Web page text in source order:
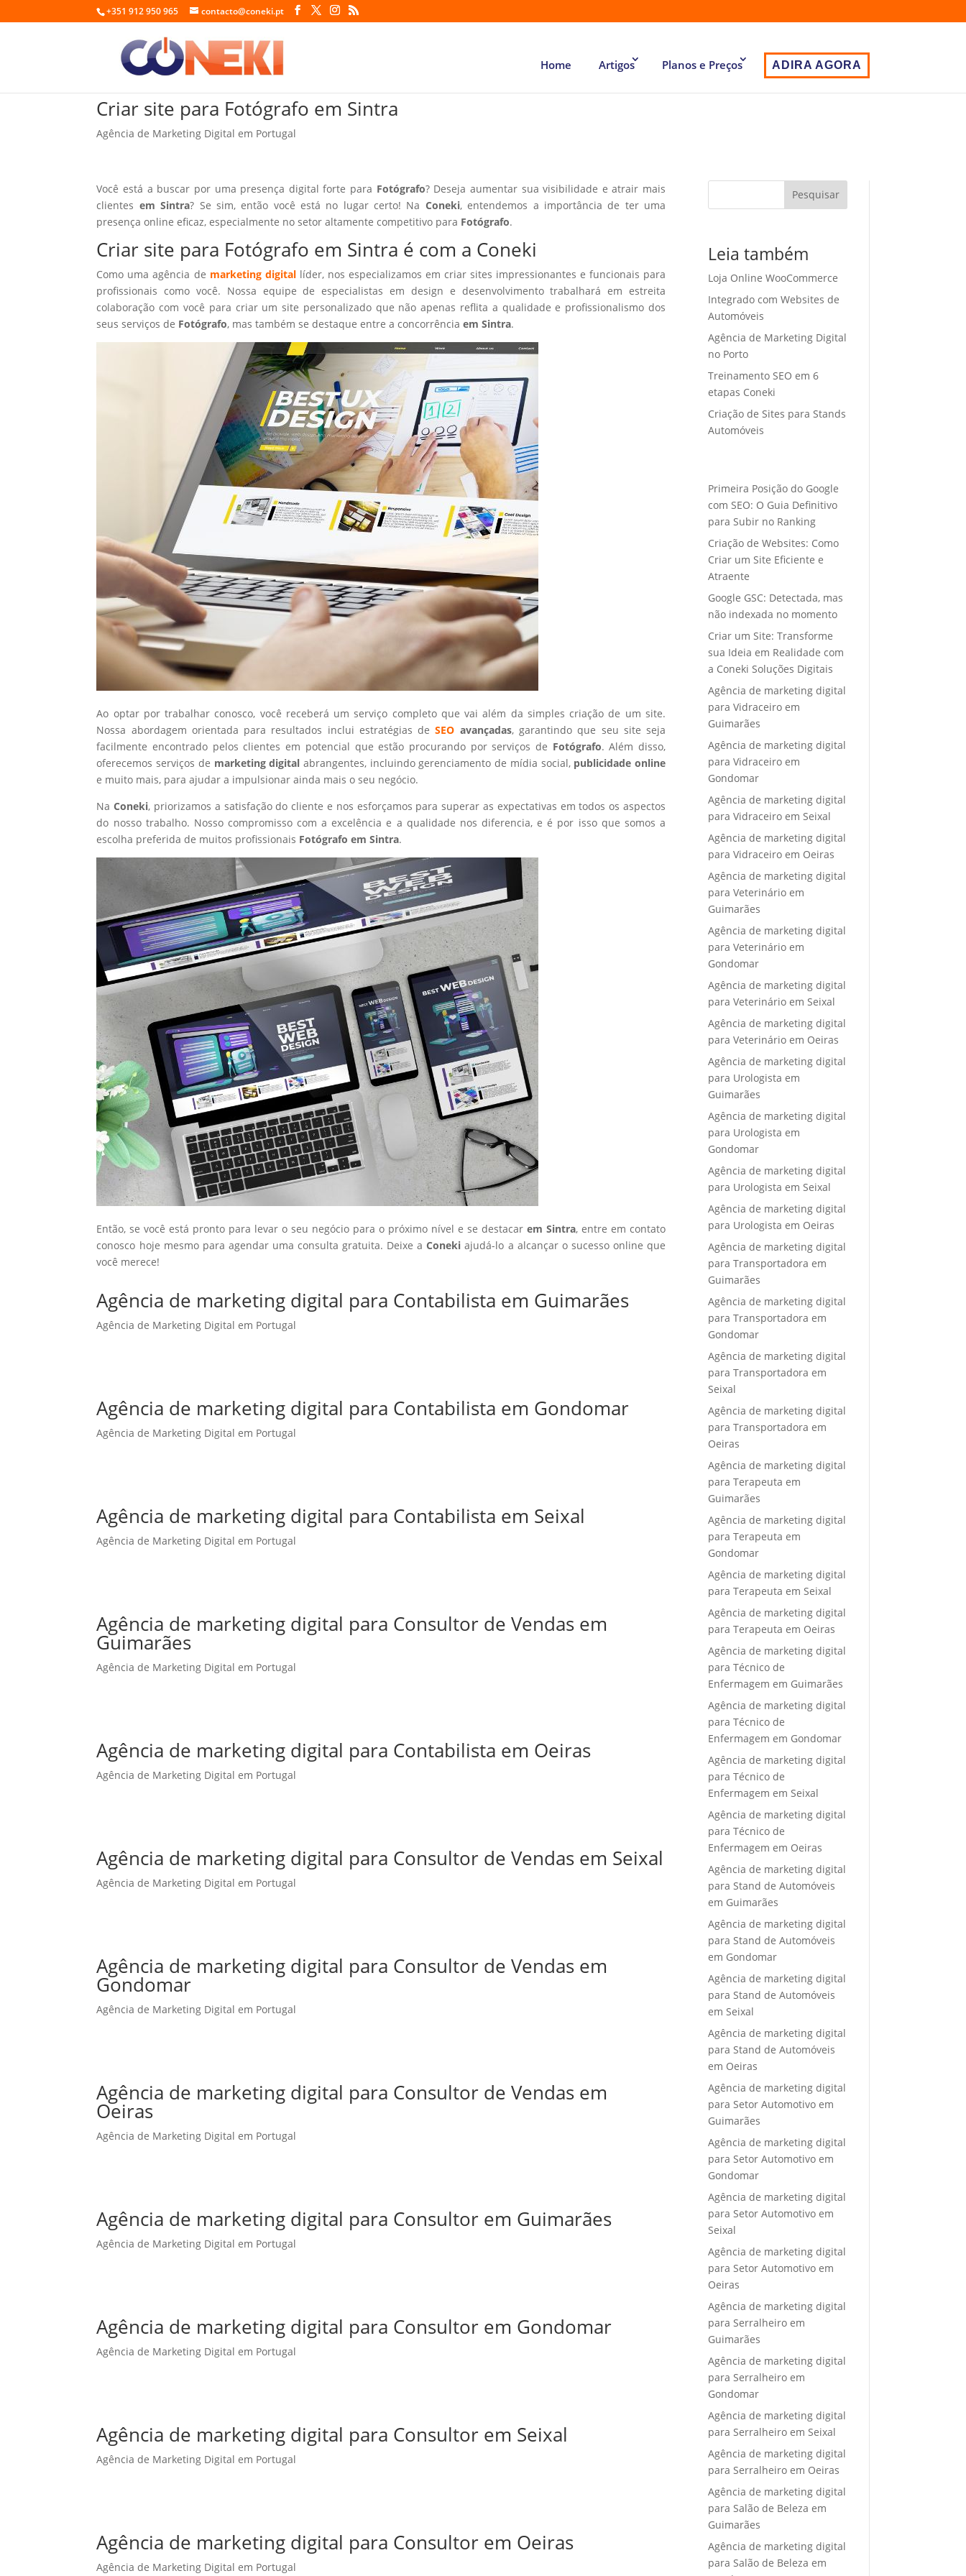
+351 912 950 965 contacto@coneki.pt
Home Artigos Planos e Preços ADIRA AGORA
Criar site para Fotógrafo em Sintra
Agência de Marketing Digital em Portugal
Você está a buscar por uma presença digital forte para Fotógrafo? Deseja aumentar sua visibilidade e atrair mais
clientes em Sintra? Se sim, então você está no lugar certo! Na Coneki, entendemos a importância de ter uma
presença online eficaz, especialmente no setor altamente competitivo para Fotógrafo.
Criar site para Fotógrafo em Sintra é com a Coneki
Como uma agência de marketing digitallíder, nos especializamos em criar sites impressionantes e funcionais para
profissionais como você. Nossa equipe de especialistas em design e desenvolvimento trabalhará em estreita
colaboração com você para criar um site personalizado que não apenas reflita a qualidade e profissionalismo dos
seus serviços de Fotógrafo, mas também se destaque entre a concorrênciaem Sintra.
Ao optar por trabalhar conosco, você receberá um serviço completo que vai além da simples criação de um site.
Nossa abordagem orientada para resultados inclui estratégias deSEO avançadas, garantindo que seu site seja
facilmente encontrado pelos clientes em potencial que estão procurando por serviços de Fotógrafo. Além disso,
oferecemos serviços de marketing digital abrangentes, incluindo gerenciamento de mídia social, publicidade online
e muito mais, para ajudar a impulsionar ainda mais o seu negócio.
NaConeki, priorizamos a satisfação do cliente e nos esforçamos para superar as expectativas em todos os aspectos
do nosso trabalho. Nosso compromisso com a excelência e a qualidade nos diferencia, e é por isso que somos a
escolha preferida de muitos profissionais Fotógrafo em Sintra.
Então, se você está pronto para levar o seu negócio para o próximo nível e se destacarem Sintra, entre em contato
conosco hoje mesmo para agendar uma consulta gratuita. Deixe aConeki ajudá-lo a alcançar o sucesso online que
você merece!
Agência de marketing digital para Contabilista em Guimarães
Agência de Marketing Digital em Portugal
Agência de marketing digital para Contabilista em Gondomar
Agência de Marketing Digital em Portugal
Agência de marketing digital para Contabilista em Seixal
Agência de Marketing Digital em Portugal
Agência de marketing digital para Consultor de Vendas em
Guimarães
Agência de Marketing Digital em Portugal
Agência de marketing digital para Contabilista em Oeiras
Agência de Marketing Digital em Portugal
Agência de marketing digital para Consultor de Vendas em Seixal
Agência de Marketing Digital em Portugal
Agência de marketing digital para Consultor de Vendas em
Gondomar
Agência de Marketing Digital em Portugal
Agência de marketing digital para Consultor de Vendas em
Oeiras
Agência de Marketing Digital em Portugal
Agência de marketing digital para Consultor em Guimarães
Agência de Marketing Digital em Portugal
Agência de marketing digital para Consultor em Gondomar
Agência de Marketing Digital em Portugal
Agência de marketing digital para Consultor em Seixal
Agência de Marketing Digital em Portugal
Agência de marketing digital para Consultor em Oeiras
Agência de Marketing Digital em Portugal
Pesquisar
Leia também
Loja Online WooCommerce
Integrado com Websites de
Automóveis
Agência de Marketing Digital
no Porto
Treinamento SEO em 6
etapas Coneki
Criação de Sites para Stands
Automóveis
Primeira Posição do Google
com SEO: O Guia Definitivo
para Subir no Ranking
Criação de Websites: Como
Criar um Site Eficiente e
Atraente
Google GSC: Detectada, mas
não indexada no momento
Criar um Site: Transforme
sua Ideia em Realidade com
a Coneki Soluções Digitais
Agência de marketing digital
para Vidraceiro em
Guimarães
Agência de marketing digital
para Vidraceiro em
Gondomar
Agência de marketing digital
para Vidraceiro em Seixal
Agência de marketing digital
para Vidraceiro em Oeiras
Agência de marketing digital
para Veterinário em
Guimarães
Agência de marketing digital
para Veterinário em
Gondomar
Agência de marketing digital
para Veterinário em Seixal
Agência de marketing digital
para Veterinário em Oeiras
Agência de marketing digital
para Urologista em
Guimarães
Agência de marketing digital
para Urologista em
Gondomar
Agência de marketing digital
para Urologista em Seixal
Agência de marketing digital
para Urologista em Oeiras
Agência de marketing digital
para Transportadora em
Guimarães
Agência de marketing digital
para Transportadora em
Gondomar
Agência de marketing digital
para Transportadora em
Seixal
Agência de marketing digital
para Transportadora em
Oeiras
Agência de marketing digital
para Terapeuta em
Guimarães
Agência de marketing digital
para Terapeuta em
Gondomar
Agência de marketing digital
para Terapeuta em Seixal
Agência de marketing digital
para Terapeuta em Oeiras
Agência de marketing digital
para Técnico de
Enfermagem em Guimarães
Agência de marketing digital
para Técnico de
Enfermagem em Gondomar
Agência de marketing digital
para Técnico de
Enfermagem em Seixal
Agência de marketing digital
para Técnico de
Enfermagem em Oeiras
Agência de marketing digital
para Stand de Automóveis
em Guimarães
Agência de marketing digital
para Stand de Automóveis
em Gondomar
Agência de marketing digital
para Stand de Automóveis
em Seixal
Agência de marketing digital
para Stand de Automóveis
em Oeiras
Agência de marketing digital
para Setor Automotivo em
Guimarães
Agência de marketing digital
para Setor Automotivo em
Gondomar
Agência de marketing digital
para Setor Automotivo em
Seixal
Agência de marketing digital
para Setor Automotivo em
Oeiras
Agência de marketing digital
para Serralheiro em
Guimarães
Agência de marketing digital
para Serralheiro em
Gondomar
Agência de marketing digital
para Serralheiro em Seixal
Agência de marketing digital
para Serralheiro em Oeiras
Agência de marketing digital
para Salão de Beleza em
Guimarães
Agência de marketing digital
para Salão de Beleza em